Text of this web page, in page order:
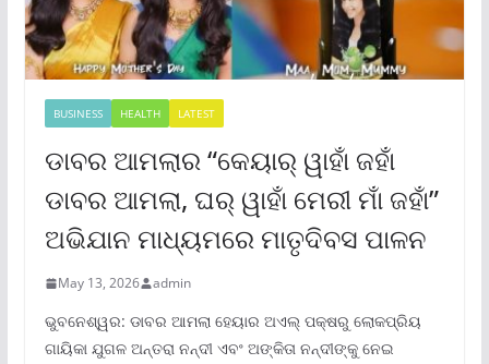
BUSINESS HEALTH LATEST
ଡାବର ଆମଲାର “କେୟାର୍ ୱାହାଁ ଜହାଁ
ଡାବର ଆମଲା, ଘର୍ ୱାହାଁ ମେରୀ ମାଁ ଜହାଁ”
ଅଭିଯାନ ମାଧ୍ୟମରେ ମାତୃଦିବସ ପାଳନ
May 13, 2026 admin
ଭୁବନେଶ୍ୱର: ଡାବର ଆମଲା ହେୟାର ଅଏଲ୍ ପକ୍ଷରୁ ଲୋକପ୍ରିୟ
ଗାୟିକା ଯୁଗଳ ଅନ୍ତରା ନନ୍ଦୀ ଏବଂ ଅଙ୍କିତା ନନ୍ଦୀଙ୍କୁ ନେଇ